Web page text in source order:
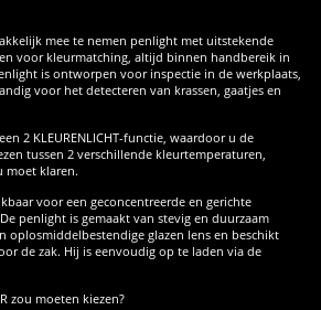
mee te nemen penlight met uitstekende
voor kleurmatching, altijd binnen handbereik in
is ontworpen voor inspectie in de werkplaats,
voor het detecteren van krassen, gaatjes en
2 KLEURENLICHT-functie, waardoor u de
tussen 2 verschillende kleurtemperaturen,
moet klaren.
voor een geconcentreerde en gerichte
penlight is gemaakt van stevig en duurzaam
oplosmiddelbestendige glazen lens en beschikt
de zak. Hij is eenvoudig op te laden via de
zou moeten kiezen?